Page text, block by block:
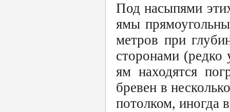
Под насыпями
ямы
метров при
сторонами (редко
ям находятся
бревен в
потолком, иногда